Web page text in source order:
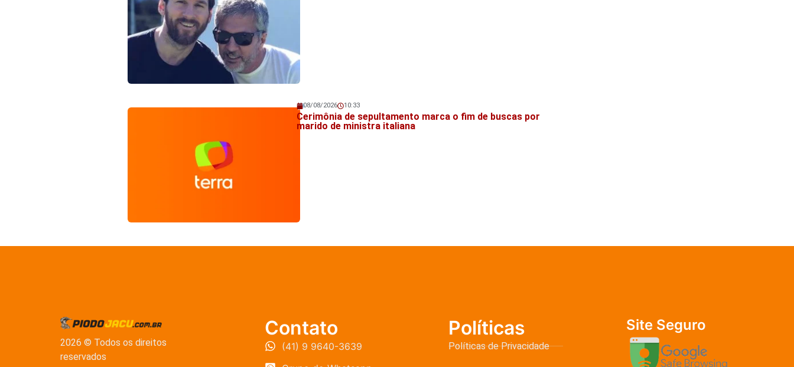
Veja também!
08/08/2026 10:33
Cerimônia de sepultamento marca o fim de buscas por
marido de ministra italiana
2026 © Todos os direitos
reservados
Contato
(41) 9 9640-3639
Políticas
Políticas de Privacidade
Site Seguro